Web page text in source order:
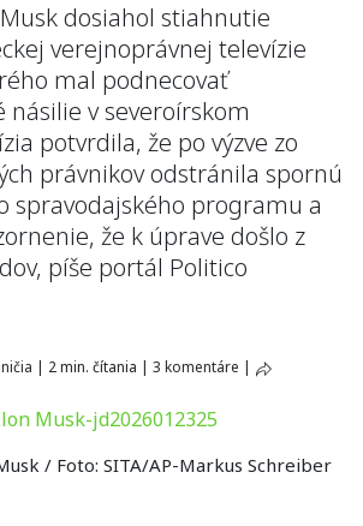
dosiahol stiahnutie
verejnoprávnej televízie
mal podnecovať
v severoírskom
potvrdila, že po výzve zo
právnikov odstránila spornú
spravodajského programu a
že k úprave došlo z
píše portál Politico
| 2 min. čítania | 3 komentáre |
/ Foto: SITA/AP-Markus Schreiber